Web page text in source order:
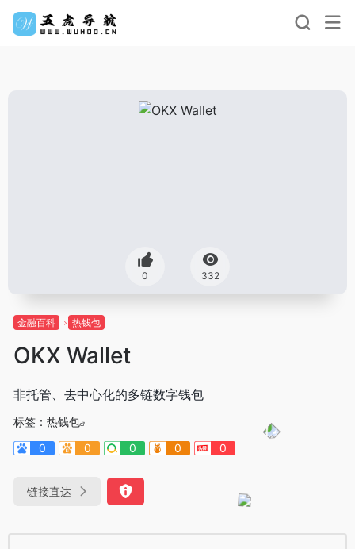
0 332
金融百科 热钱包
OKX Wallet
非托管、去中心化的多链数字钱包
标签： 热钱包
0
0 0 0 0
链接直达